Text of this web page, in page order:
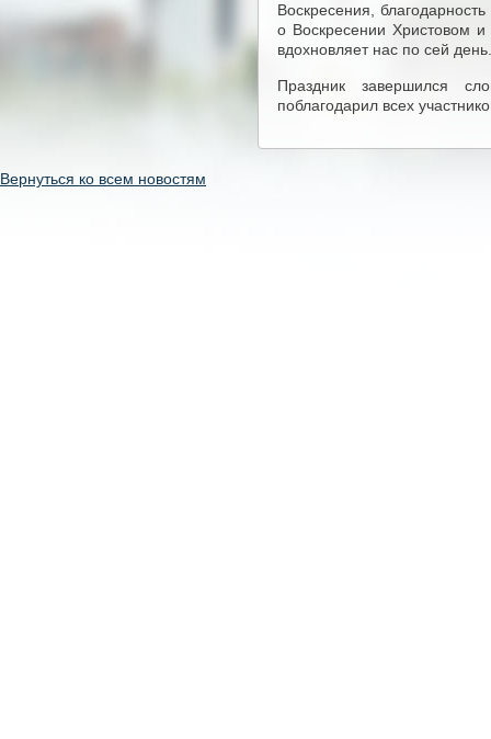
Воскресения,
о Воскресении Христовом
вдохновляет нас по сей
Праздник завершился
поблагодарил всех
Вернуться ко всем новостям